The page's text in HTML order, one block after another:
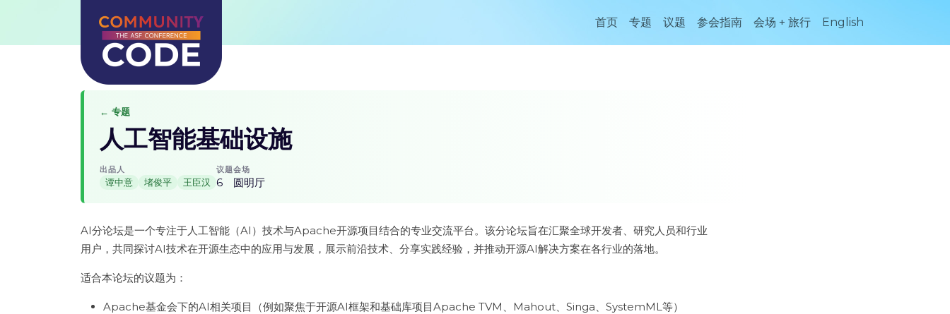
首页 专题 议题 参会指南 会场 + 旅行 English
← 专题
人工智能基础设施
出品人
谭中意 堵俊平 王臣汉
议题
6
会场
圆明厅
AI分论坛是一个专注于人工智能（AI）技术与Apache开源项目结合的专业交流平台。该分论坛旨在汇聚全球开发者、研究人员和行业
用户，共同探讨AI技术在开源生态中的应用与发展，展示前沿技术、分享实践经验，并推动开源AI解决方案在各行业的落地。
适合本论坛的议题为：
Apache基金会下的AI相关项目（例如聚焦于开源AI框架和基础库项目Apache TVM、Mahout、Singa、SystemML等）